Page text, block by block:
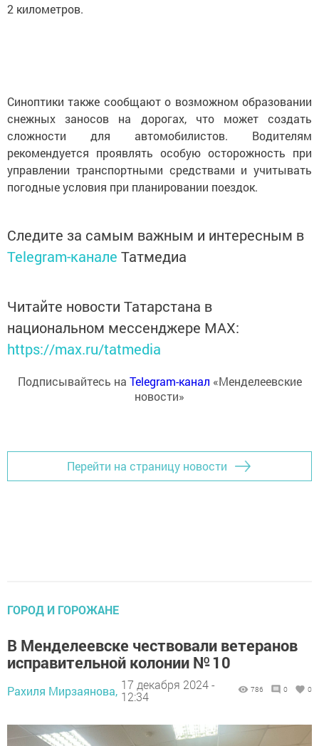
2 километров.
Синоптики также сообщают о возможном образовании
снежных заносов на дорогах, что может создать
сложности для автомобилистов. Водителям
рекомендуется проявлять особую осторожность при
управлении транспортными средствами и учитывать
погодные условия при планировании поездок.
Следите за самым важным и интересным в
Telegram-канале Татмедиа
Читайте новости Татарстана в
национальном мессенджере MАХ:
https://max.ru/tatmedia
Подписывайтесь на Telegram-канал «Менделеевские
новости»
Перейти на страницу новости
ГОРОД И ГОРОЖАНЕ
В Менделеевске чествовали ветеранов
исправительной колонии № 10
Рахиля Мирзаянова, 17 декабря 2024 -
12:34
786 0 0